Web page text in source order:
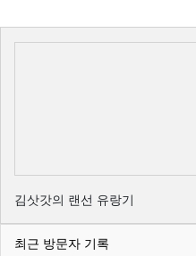
김삿갓의 랜선 유랑기
최근 방문자 기록